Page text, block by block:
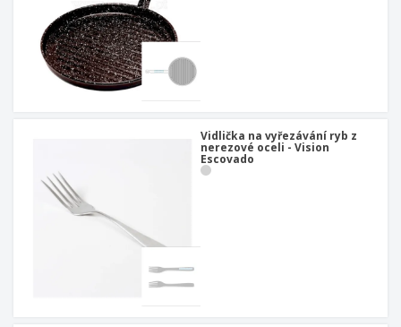
Vidlička na vyřezávání ryb z
nerezové oceli - Vision
Escovado